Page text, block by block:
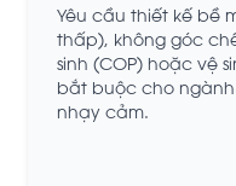
Yêu cầu thiết kế bề
thấp), không góc
sinh (COP) hoặc vệ
bắt buộc cho ngành
nhạy cảm.